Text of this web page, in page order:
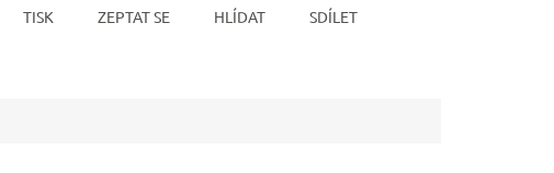
TISK ZEPTAT SE HLÍDAT SDÍLET